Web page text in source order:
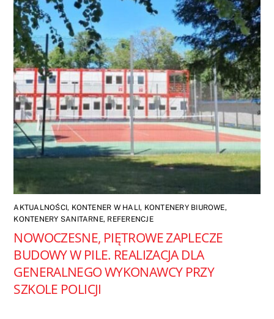
AKTUALNOŚCI, KONTENER W HALI, KONTENERY BIUROWE,
KONTENERY SANITARNE, REFERENCJE
NOWOCZESNE, PIĘTROWE ZAPLECZE
BUDOWY W PILE. REALIZACJA DLA
GENERALNEGO WYKONAWCY PRZY
SZKOLE POLICJI